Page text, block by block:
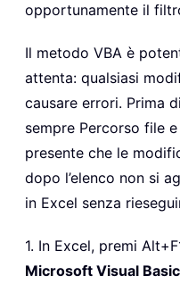
opportunamente il
Il metodo VBA è
attenta: qualsiasi
causare errori. Prima
sempre Percorso file
presente che le
dopo l’elenco non si
in Excel senza
1. In Excel, premi
Microsoft Visual